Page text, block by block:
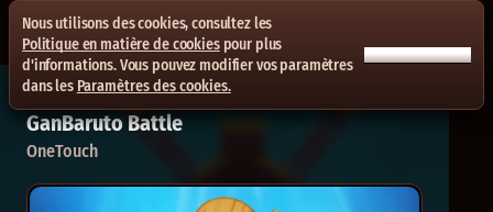
GanBaruto Battle
OneTouch
Nous utilisons des cookies, consultez les
Politique en matière de cookiespour plus
d'informations. Vous pouvez modifier vos paramètres
dans les Paramètres des cookies.
ACCEPTER TOUT